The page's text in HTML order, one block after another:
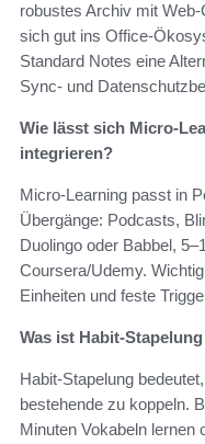
robustes Archiv mit
sich gut ins Office-
Standard Notes eine
Sync- und
Wie lässt sich Micro-
integrieren?
Micro-Learning passt in
Übergänge: Podcasts,
Duolingo oder Babbel,
Coursera/Udemy.
Einheiten und feste
Was ist Habit-
Habit-Stapelung
bestehende zu koppeln.
Minuten Vokabeln lernen